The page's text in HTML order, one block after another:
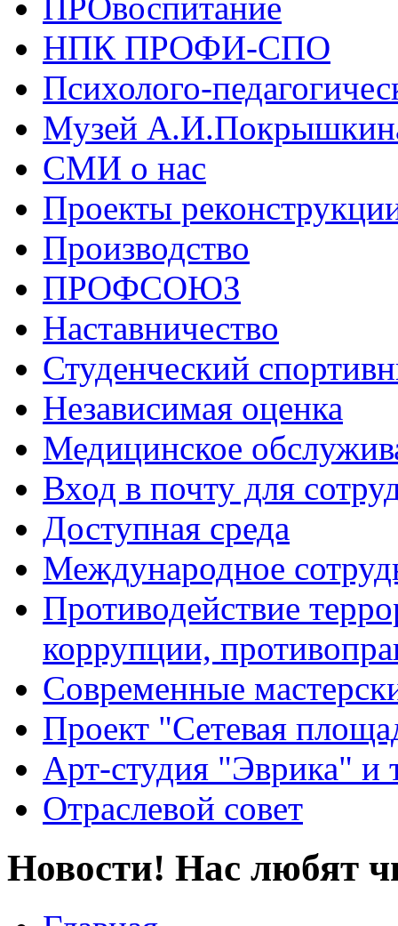
ПРОвоспитание
НПК ПРОФИ-СПО
Психолого-
Музей
СМИ о нас
Проекты
Производство
ПРОФСОЮЗ
Наставничество
Студенческий
Независимая оценка
Медицинское
Вход в почту для
Доступная среда
Международное
Противодействие
коррупции,
Современные
Проект "Сетевая
Арт-студия "Эврика" и
Отраслевой совет
Новости! Нас любят